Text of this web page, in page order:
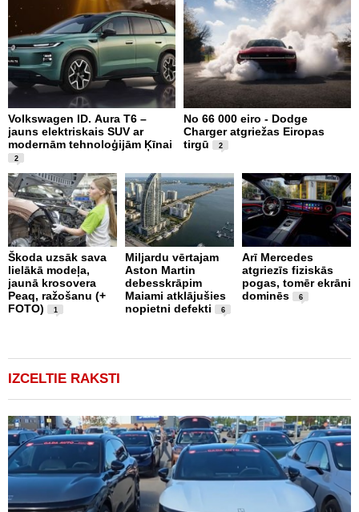
Volkswagen ID. Aura T6 –
jauns elektriskais SUV ar
modernām tehnoloģijām Ķīnai
2
No 66 000 eiro - Dodge
Charger atgriežas Eiropas
tirgū
2
Škoda uzsāk sava
lielākā modeļa,
jaunā krosovera
Peaq, ražošanu (+
FOTO)
1
Miljardu vērtajam
Aston Martin
debesskrāpim
Maiami atklājušies
nopietni defekti
6
Arī Mercedes
atgriezīs fiziskās
pogas, tomēr ekrāni
dominēs
6
IZCELTIE RAKSTI